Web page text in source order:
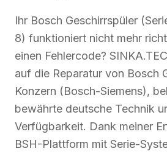
Ihr Bosch Geschirrspüler
8) funktioniert nicht mehr
einen Fehlercode?
auf die Reparatur von Bosch
Konzern (Bosch-Siemens),
bewährte deutsche Technik
Verfügbarkeit. Dank meiner
BSH-Plattform mit Serie-